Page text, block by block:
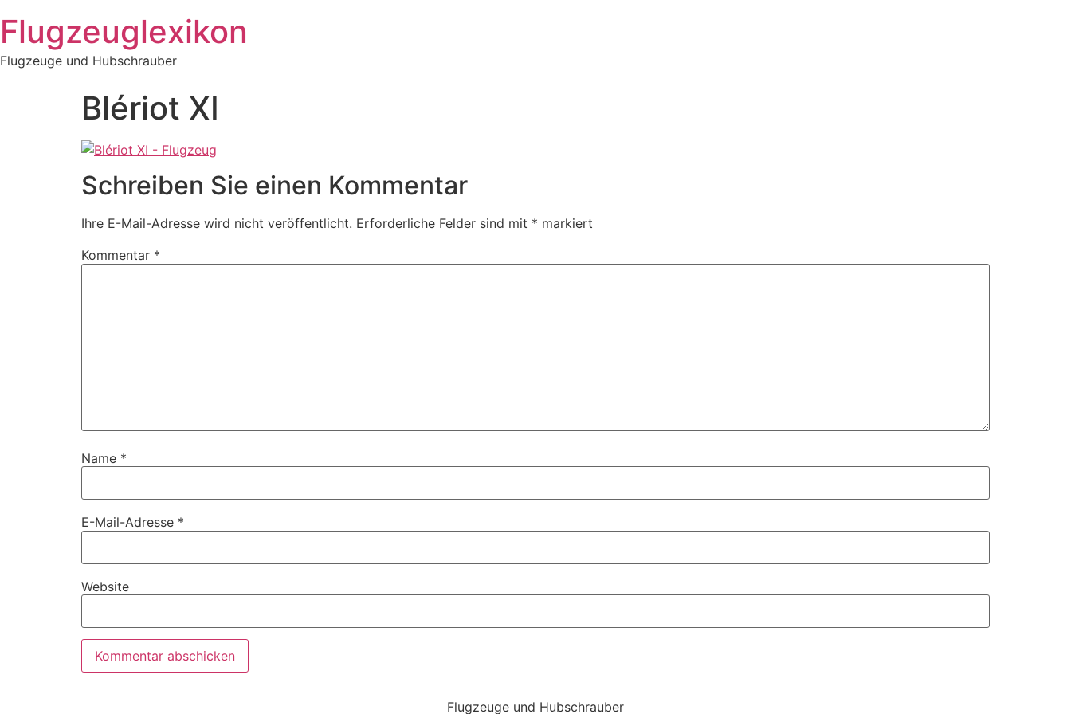
Inhalt
springen
Flugzeuglexikon
Flugzeuge und Hubschrauber
Blériot XI
Schreiben Sie einen Kommentar
Ihre E-Mail-Adresse wird nicht veröffentlicht. Erforderliche Felder sind mit * markiert
Kommentar *
Name *
E-Mail-Adresse *
Website
Flugzeuge und Hubschrauber